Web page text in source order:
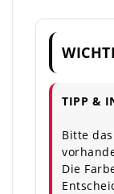
TIPP &
Bitte
Die